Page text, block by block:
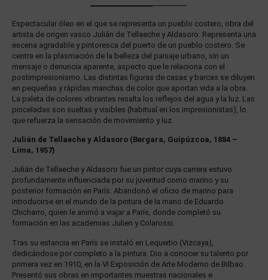
Espectacular óleo en el que se representa un pueblo costero, obra del
artista de origen vasco Julián de Tellaeche y Aldasoro. Representa una
escena agradable y pintoresca del puerto de un pueblo costero. Se
centra en la plasmación de la belleza del paisaje urbano, sin un
mensaje o denuncia aparente, aspecto que le relaciona con el
postimpresionismo. Las distintas figuras de casas y barcas se diluyen
en pequeñas y rápidas manchas de color que aportan vida a la obra.
La paleta de colores vibrantes resalta los reflejos del agua y la luz. Las
pinceladas son sueltas y visibles (habitual en los impresionistas), lo
que refuerza la sensación de movimiento y luz.
Julián de Tellaeche y Aldasoro (Bergara, Guipúzcoa, 1884 –
Lima, 1957)
Julián de Tellaeche y Aldasoro fue un pintor cuya carrera estuvo
profundamente influenciada por su juventud como marino y su
posterior formación en París. Abandonó el oficio de marino para
introducirse en el mundo de la pintura de la mano de Eduardo
Chicharro, quien le animó a viajar a París, donde completó su
formación en las academias Julien y Colarossi.
Tras su estancia en París se instaló en Lequeitio (Vizcaya),
dedicándose por completo a la pintura. Dio a conocer su talento por
primera vez en 1910, en la VI Exposición de Arte Moderno de Bilbao.
Presentó sus obras en importantes muestras nacionales e